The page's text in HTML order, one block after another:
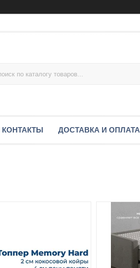
КОНТАКТЫ ДОСТАВКА И ОПЛАТА